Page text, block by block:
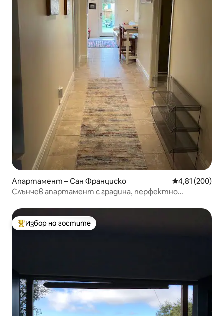
Апартамент – Сан Франциско Средна
4,81 (200)
Слънчев апартамент с градина, перфектно
Най-популярен избор на гостите
Избор на гостите